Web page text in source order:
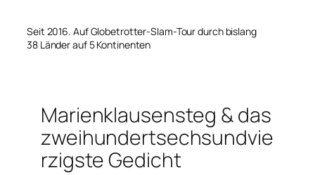
Seit 2016. Auf Globetrotter-Slam-Tour durch bislang
38 Länder auf 5 Kontinenten
Marienklausensteg & das
zweihundertsechsundvie
rzigste Gedicht